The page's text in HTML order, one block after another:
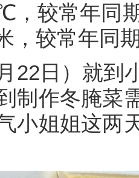
，较常年同
，较常年同
22日）就到
制作冬腌菜
小姐姐这两